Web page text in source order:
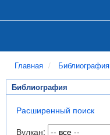
Главная Библиография
Библиография
Расширенный поиск
Вулкан: